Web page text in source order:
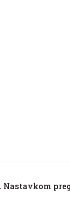
Školska 3,